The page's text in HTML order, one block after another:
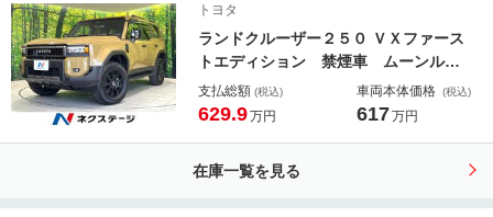
電動リアゲート 前中列シートヒータ
ー
トヨタ
ランドクルーザー２５０ ＶＸファース
トエディション 禁煙車 ムーンルー
フ 純正１２．３型ディスプレイオー
ディオ 全周囲カメラ 電動リアゲー
ンス レーダークルーズ シートベン
支払総額 (税込)
629.9万円
車両本体価格 (税込)
617万円
在庫一覧を見る